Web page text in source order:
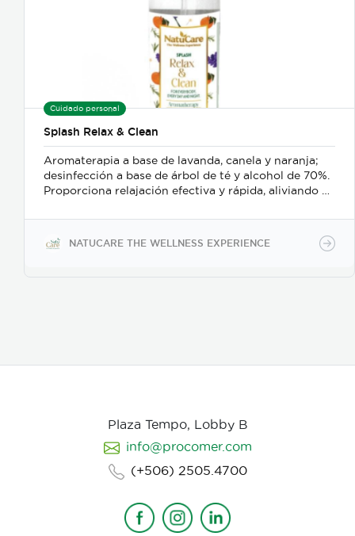
Cuidado personal
Splash Relax & Clean
Aromaterapia a base de lavanda, canela y naranja;
desinfección a base de árbol de té y alcohol de 70%.
Proporciona relajación efectiva y rápida, aliviando el
desinfectante para manos o superficies.
NATUCARE THE WELLNESS EXPERIENCE
Plaza Tempo, Lobby B
info@procomer.com
(+506) 2505.4700